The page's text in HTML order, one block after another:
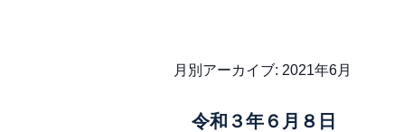
月別アーカイブ: 2021年6月
令和３年６月８日